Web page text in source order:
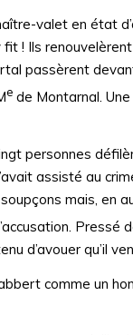
valet en état
! Ils
passèrent
e de Montarnal.
personnes
assisté au
mais, en
Pressé
qu’il
comme un